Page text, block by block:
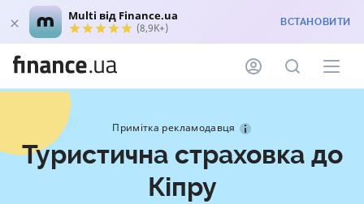
Multi від Finance.ua
(8,9K+) ВСТАНОВИТИ
Примітка рекламодавця
Туристична страховка до
Кіпру